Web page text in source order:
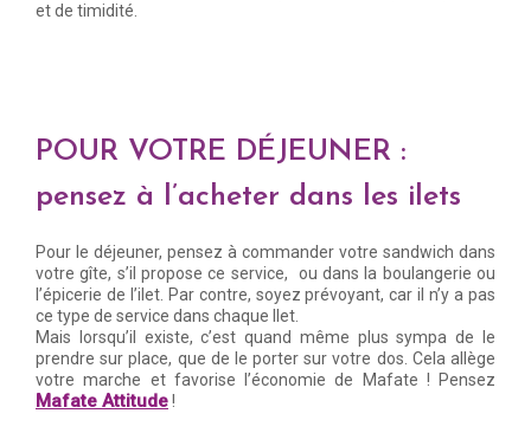
et de timidité.
POUR VOTRE DÉJEUNER :
pensez à l’acheter dans les ilets
Pour le déjeuner, pensez à commander votre sandwich dans
votre gîte, s’il propose ce service, ou dans la boulangerie ou
l’épicerie de l’ilet. Par contre, soyez prévoyant, car il n’y a pas
ce type de service dans chaque Ilet.
Mais lorsqu’il existe, c’est quand même plus sympa de le
prendre sur place, que de le porter sur votre dos. Cela allège
votre marche et favorise l’économie de Mafate ! Pensez
Mafate Attitude!